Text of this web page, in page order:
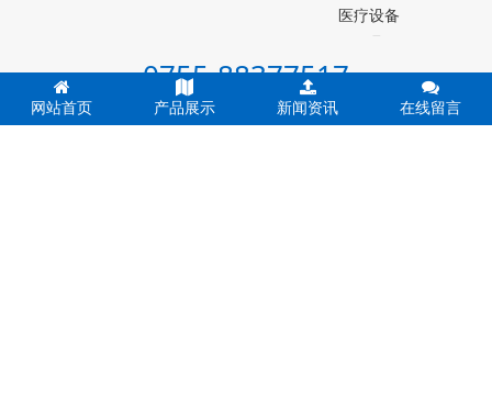
台产松术songhall
ST意法半导体
罗姆ROHM
muRata村田
医疗设备
仪器仪表
0755-88377517
20年专注电子元件，让您零库存，无风险，高效运营。
网站首页 产品展示 新闻资讯 在线留言